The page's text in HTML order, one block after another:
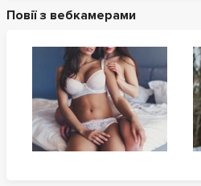
Повії з вебкамерами